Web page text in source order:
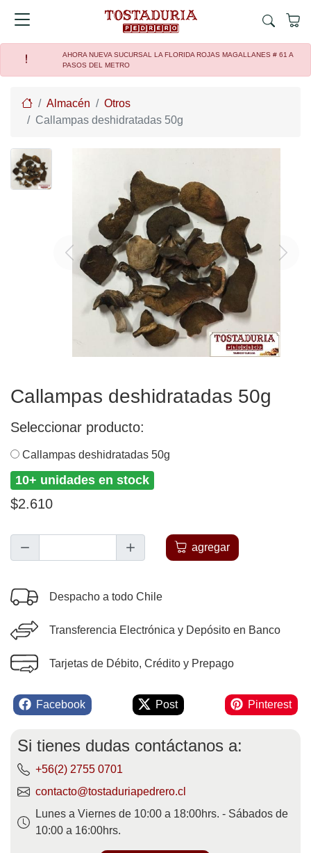
AHORA NUEVA SUCURSAL LA FLORIDA ROJAS MAGALLANES # 61 A
PASOS DEL METRO
HomeAlmacén
Otros
Callampas deshidratadas 50g
Previous Next
Callampas deshidratadas 50g
Seleccionar producto:
Callampas deshidratadas 50g
10+ unidades en stock
$2.610
agregar
Despacho a todo Chile
Transferencia Electrónica y Depósito en Banco
Tarjetas de Débito, Crédito y Prepago
Facebook Post Pinterest
Si tienes dudas contáctanos a:
+56(2) 2755 0701
contacto@tostaduriapedrero.cl
Lunes a Viernes de 10:00 a 18:00hrs. - Sábados de
10:00 a 16:00hrs.